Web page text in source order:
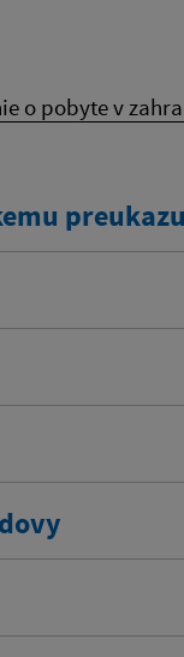
o pobyte v
preukazu